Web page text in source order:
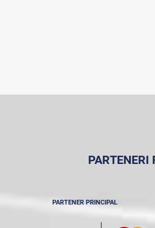
PARTENERI
PARTENER PRINCIPAL